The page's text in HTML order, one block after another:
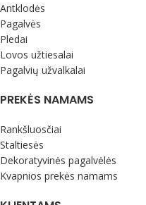
Antklodės
Pagalvės
Pledai
Lovos užtiesalai
Pagalvių užvalkalai
PREKĖS NAMAMS
Rankšluosčiai
Staltiesės
Dekoratyvinės pagalvėlės
Kvapnios prekės namams